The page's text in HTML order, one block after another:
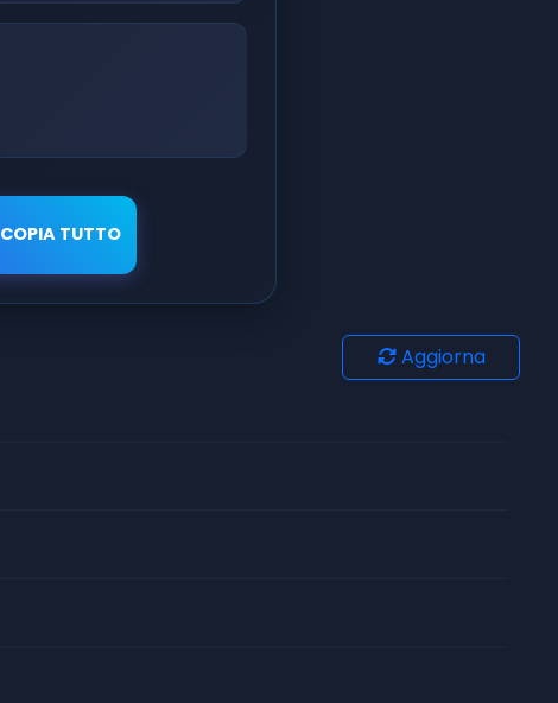
COPIA TUTTO
Aggiorna